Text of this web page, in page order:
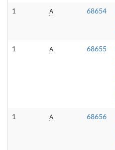
1 A 68654
1 A 68655
1 A 68656